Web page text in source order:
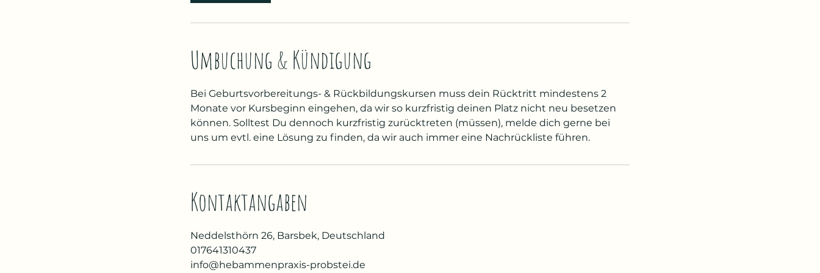
Umbuchung & Kündigung
Bei Geburtsvorbereitungs- & Rückbildungskursen muss dein Rücktritt mindestens 2
Monate vor Kursbeginn eingehen, da wir so kurzfristig deinen Platz nicht neu besetzen
können. Solltest Du dennoch kurzfristig zurücktreten (müssen), melde dich gerne bei
uns um evtl. eine Lösung zu finden, da wir auch immer eine Nachrückliste führen.
Kontaktangaben
Neddelsthörn 26, Barsbek, Deutschland
017641310437
info@hebammenpraxis-probstei.de